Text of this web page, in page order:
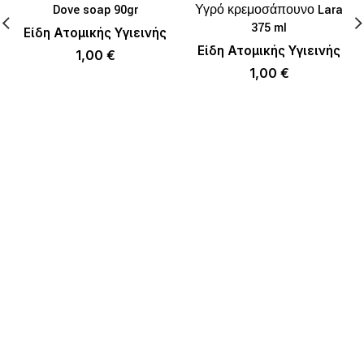
Dove soap 90gr
Είδη Ατομικής Υγιεινής
1,00 €
Υγρό κρεμοσάπουνο Lara
375 ml
Είδη Ατομικής Υγιεινής
1,00 €